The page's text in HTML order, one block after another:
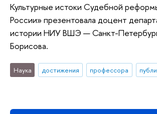
Культурные истоки Судебной
России» презентовала доцент
истории НИУ ВШЭ — Санкт-
Борисова.
Наука достижения профессора